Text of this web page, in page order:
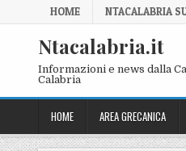
Skip to content
HOME NTACALABRIA
Ntacalabria.it
Informazioni e news dalla
Calabria
HOME AREA GRECANICA